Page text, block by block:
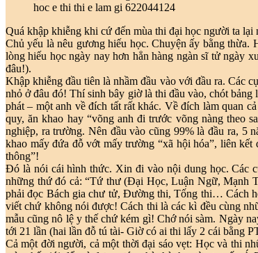
hoc e thi thi e lam gi 622044124
Quá khập khiễng khi cứ đến mùa thi đại học người ta lại
Chủ yếu là nêu gương hiếu học. Chuyện ấy bằng thừa.
lòng hiếu học ngày nay hơn hẳn hàng ngàn sĩ tử ngày
đâu!).
Khập khiễng đầu tiên là nhầm đầu vào với đầu ra. Các
nhỏ ở đâu đó! Thí sinh bây giờ là thi đầu vào, chót bảng
phát – một anh về đích tất rất khác. Về đích làm quan
quy, ăn khao hay “võng anh đi trước võng nàng theo
nghiệp, ra trường. Nên đầu vào cũng 99% là đầu ra, 5
khao mấy đứa đỗ vớt mấy trường “xã hội hóa”, liên
thông”!
Đó là nói cái hình thức. Xin đi vào nội dung học. Các
những thứ đó cả: “Tứ thư (Đại Học, Luận Ngữ, Mạnh
phải đọc Bách gia chư tử, Đường thi, Tống thi… Cách
viết chứ không nói được! Cách thi là các kì đều cùng
mẫu cũng nô lệ y thế chứ kém gì! Chớ nói sàm. Ngày
tới 21 lần (hai lần đỗ tú tài- Giờ có ai thi lấy 2 cái bằng
Cả một đời người, cả một thời đại sáo vẹt: Học và thi